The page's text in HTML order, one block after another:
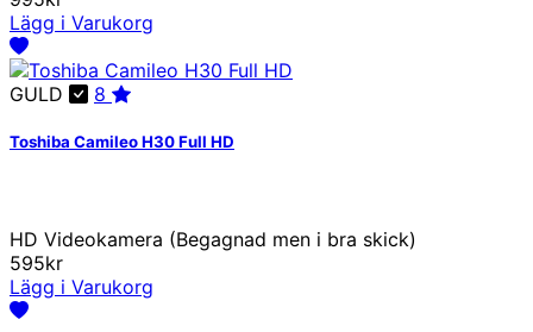
Lägg i Varukorg
GULD 8
Toshiba Camileo H30 Full HD
HD Videokamera (Begagnad men i bra skick)
595kr
Lägg i Varukorg